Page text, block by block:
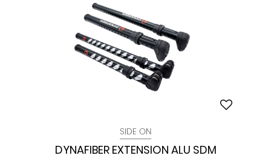
SIDE ON
DYNAFIBER EXTENSION ALU SDM